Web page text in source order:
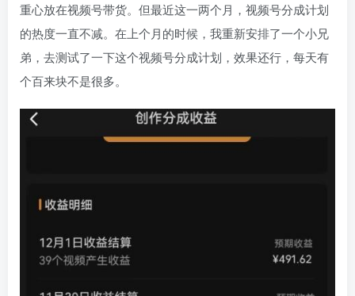
重心放在视频号带货。但最近这一两个月，视频号分成计划
的热度一直不减。在上个月的时候，我重新安排了一个小兄
弟，去测试了一下这个视频号分成计划，效果还行，每天有
个百来块不是很多。